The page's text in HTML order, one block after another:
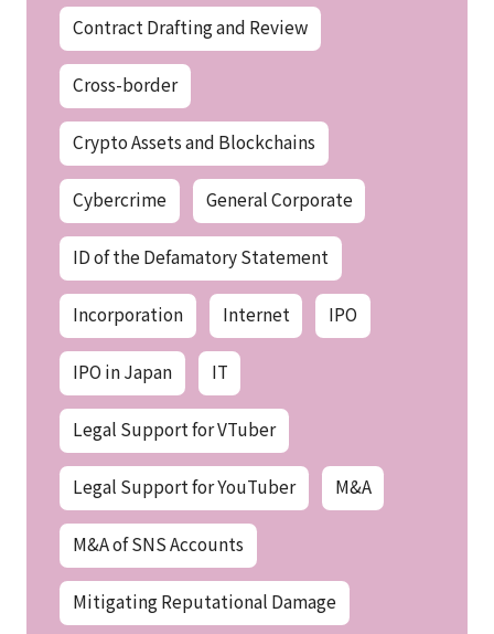
Contract Drafting and Review
Cross-border
Crypto Assets and Blockchains
Cybercrime General Corporate
ID of the Defamatory Statement
Incorporation Internet IPO
IPO in Japan IT
Legal Support for VTuber
Legal Support for YouTuber M&A
M&A of SNS Accounts
Mitigating Reputational Damage